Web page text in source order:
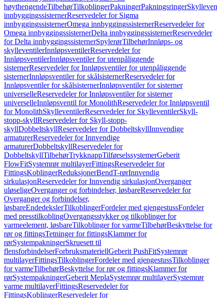
høythengendeTilbehørTilkoblingerPakningerPakningsringer
innbyggingssisternerReservedeler for Sigma
innbyggingssisternerOmega innbyggingssisternerReservedeler for
Omega innbyggingssisternerDelta innbyggingssisternerReservedeler
for Delta innbyggingssisternerSpylerørTilbehørInnløps- og
skylleventilerInnløpsventilerReservedeler for
InnløpsventilerInnløpsventiler for utenpåliggende
sisternerReservedeler for Innløpsventiler for utenpåliggende
sisternerInnløpsventiler for skålsisternerReservedeler for
Innløpsventiler for skålsisternerInnløpsventiler for sisterner
universelleReservedeler for Innløpsventiler for sisterner
universelleInnløpsventil for MonolithReservedeler for Innløpsventil
for MonolithSkylleventilerReservedeler for SkylleventilerSkyll-
stopp-skyllReservedeler for Skyll-stopp-
skyllDobbeltskyllReservedeler for DobbeltskyllInnvendige
armaturerReservedeler for Innvendige
armaturerDobbeltskyllReservedeler for
DobbeltskyllTilbehørTrykknappTilførselssystemerGeberit
FlowFitSystemrør multilayerFittingsReservedeler for
FittingsKoblingerReduksjonerBendT-rørInnvendig
sirkulasjonReservedeler for Innvendig sirkulasjonOverganger
uløseligeOverganger og forbindelser, løsbareReservedeler for
Overganger og forbindelser,
løsbareEndedekslerTilkoblingerFordeler med gjengestussFordeler
med presstilkoblingOvergangsstykker og tilkoblinger for
varmeelement, løsbareTilkoblinger for varmeTilbehørBeskyttelse for
rør og fittingsTetninger for fittingsKlammer for
rørSystempakningerSkruesett til
flensforbindelserForbruksmateriellGeberit PushFitSystemrør
multilayerFittingsTilkoblingerFordeler med gjengestussTilkoblinger
for varmeTilbehørBeskyttelse for rør og fittingsKlammer for
rørSystempakningerGeberit MeplaSystemrør multilayerSystemrør
varme multilayerFittingsReservedeler for
FittingsKoblingerReservedeler for